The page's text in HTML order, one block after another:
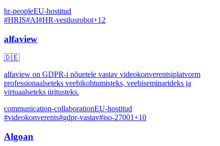
hr-peopleEU-hostitud
#HRIS#AI#HR-vestlusrobot+12
alfaview
🇩🇪
alfaview on GDPR-i nõuetele vastav videokonverentsiplatvorm
professionaalseteks veebikohtumisteks, veebiseminarideks ja
virtuaalseteks üritusteks.
communication-collaborationEU-hostitud
#videokonverents#gdpr-vastav#iso-27001+10
Algoan